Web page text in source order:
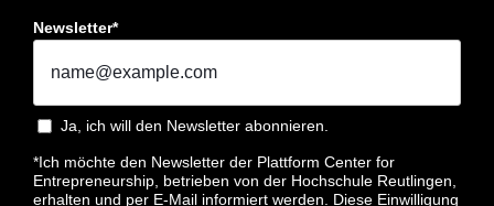
Newsletter*
Ja, ich will den Newsletter abonnieren.
*Ich möchte den Newsletter der Plattform Center for
Entrepreneurship, betrieben von der Hochschule Reutlingen,
erhalten und per E-Mail informiert werden. Diese Einwilligung